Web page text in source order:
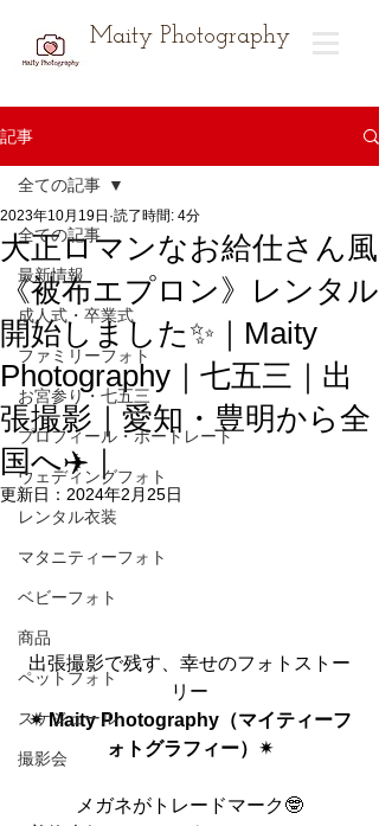
Maity Photography
記事
全ての記事
最新情報
成人式・卒業式
ファミリーフォト
お宮参り・七五三
プロフィール・ポートレート
ウェディングフォト
レンタル衣装
マタニティーフォト
ベビーフォト
商品
ペットフォト
スケジュール
撮影会
全ての記事
大正ロマンなお給仕さん風
《被布エプロン》レンタル
開始しました✨｜Maity
Photography｜七五三｜出
張撮影｜愛知・豊明から全
国へ✈️｜
2023年10月19日 読了時間: 4分
更新日： 2024年2月25日
出張撮影で残す、幸せのフォトストー
リー
✴︎ Maity Photography（マイティーフ
ォトグラフィー）✴︎
メガネがトレードマーク🤓